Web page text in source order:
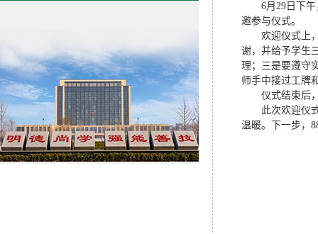
6月29日下
邀参与仪式。
欢迎仪式上
谢，并给予学生
理；三是要遵守
师手中接过工牌
仪式结束后
此次欢迎仪
温暖。下一步，